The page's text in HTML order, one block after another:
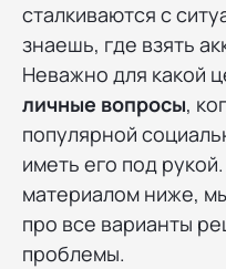
сталкиваются с
знаешь, где взять
Неважно для какой
личные вопросы,
популярной
иметь его под
материалом ниже,
про все варианты
проблемы.